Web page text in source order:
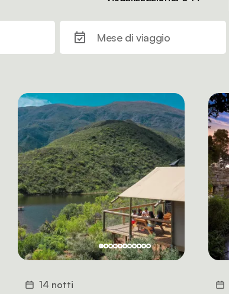
Mese di viaggio
14 notti